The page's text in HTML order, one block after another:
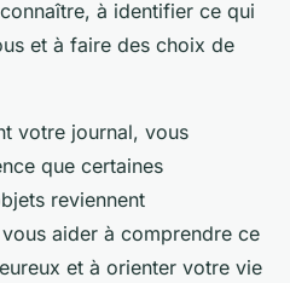
à identifier ce qui
et à faire des choix de
votre journal, vous
que certaines
reviennent
aider à comprendre ce
et à orienter votre vie